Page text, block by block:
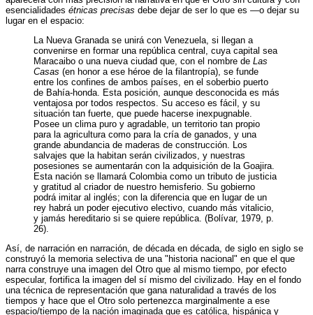
esencialidades étnicas precisas debe dejar de ser lo que es —o dejar su
lugar en el espacio:
La Nueva Granada se unirá con Venezuela, si llegan a
convenirse en formar una república central, cuya capital sea
Maracaibo o una nueva ciudad que, con el nombre de Las
Casas (en honor a ese héroe de la filantropía), se funde
entre los confines de ambos países, en el soberbio puerto
de Bahía-honda. Esta posición, aunque desconocida es más
ventajosa por todos respectos. Su acceso es fácil, y su
situación tan fuerte, que puede hacerse inexpugnable.
Posee un clima puro y agradable, un territorio tan propio
para la agricultura como para la cría de ganados, y una
grande abundancia de maderas de construcción. Los
salvajes que la habitan serán civilizados, y nuestras
posesiones se aumentarán con la adquisición de la Goajira.
Esta nación se llamará Colombia como un tributo de justicia
y gratitud al criador de nuestro hemisferio. Su gobierno
podrá imitar al inglés; con la diferencia que en lugar de un
rey habrá un poder ejecutivo electivo, cuando más vitalicio,
y jamás hereditario si se quiere república. (Bolívar, 1979, p.
26).
Así, de narración en narración, de década en década, de siglo en siglo se
construyó la memoria selectiva de una "historia nacional" en que el que
narra construye una imagen del Otro que al mismo tiempo, por efecto
especular, fortifica la imagen del sí mismo del civilizado. Hay en el fondo
una técnica de representación que gana naturalidad a través de los
tiempos y hace que el Otro solo pertenezca marginalmente a ese
espacio/tiempo de la nación imaginada que es católica, hispánica y